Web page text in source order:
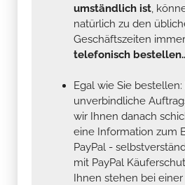
umständlich ist,
natürlich zu den
Geschäftszeiten immer
telefonisch
Egal wie Sie bestellen:
unverbindliche
wir Ihnen danach
eine Information zum
PayPal -
mit PayPal
Ihnen stehen bei